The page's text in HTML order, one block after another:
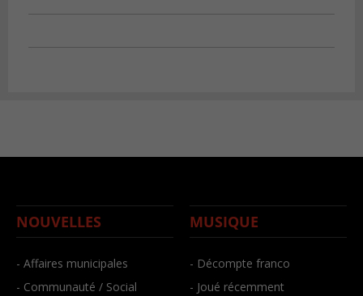
NOUVELLES
- Affaires municipales
- Communauté / Social
MUSIQUE
- Décompte franco
- Joué récemment